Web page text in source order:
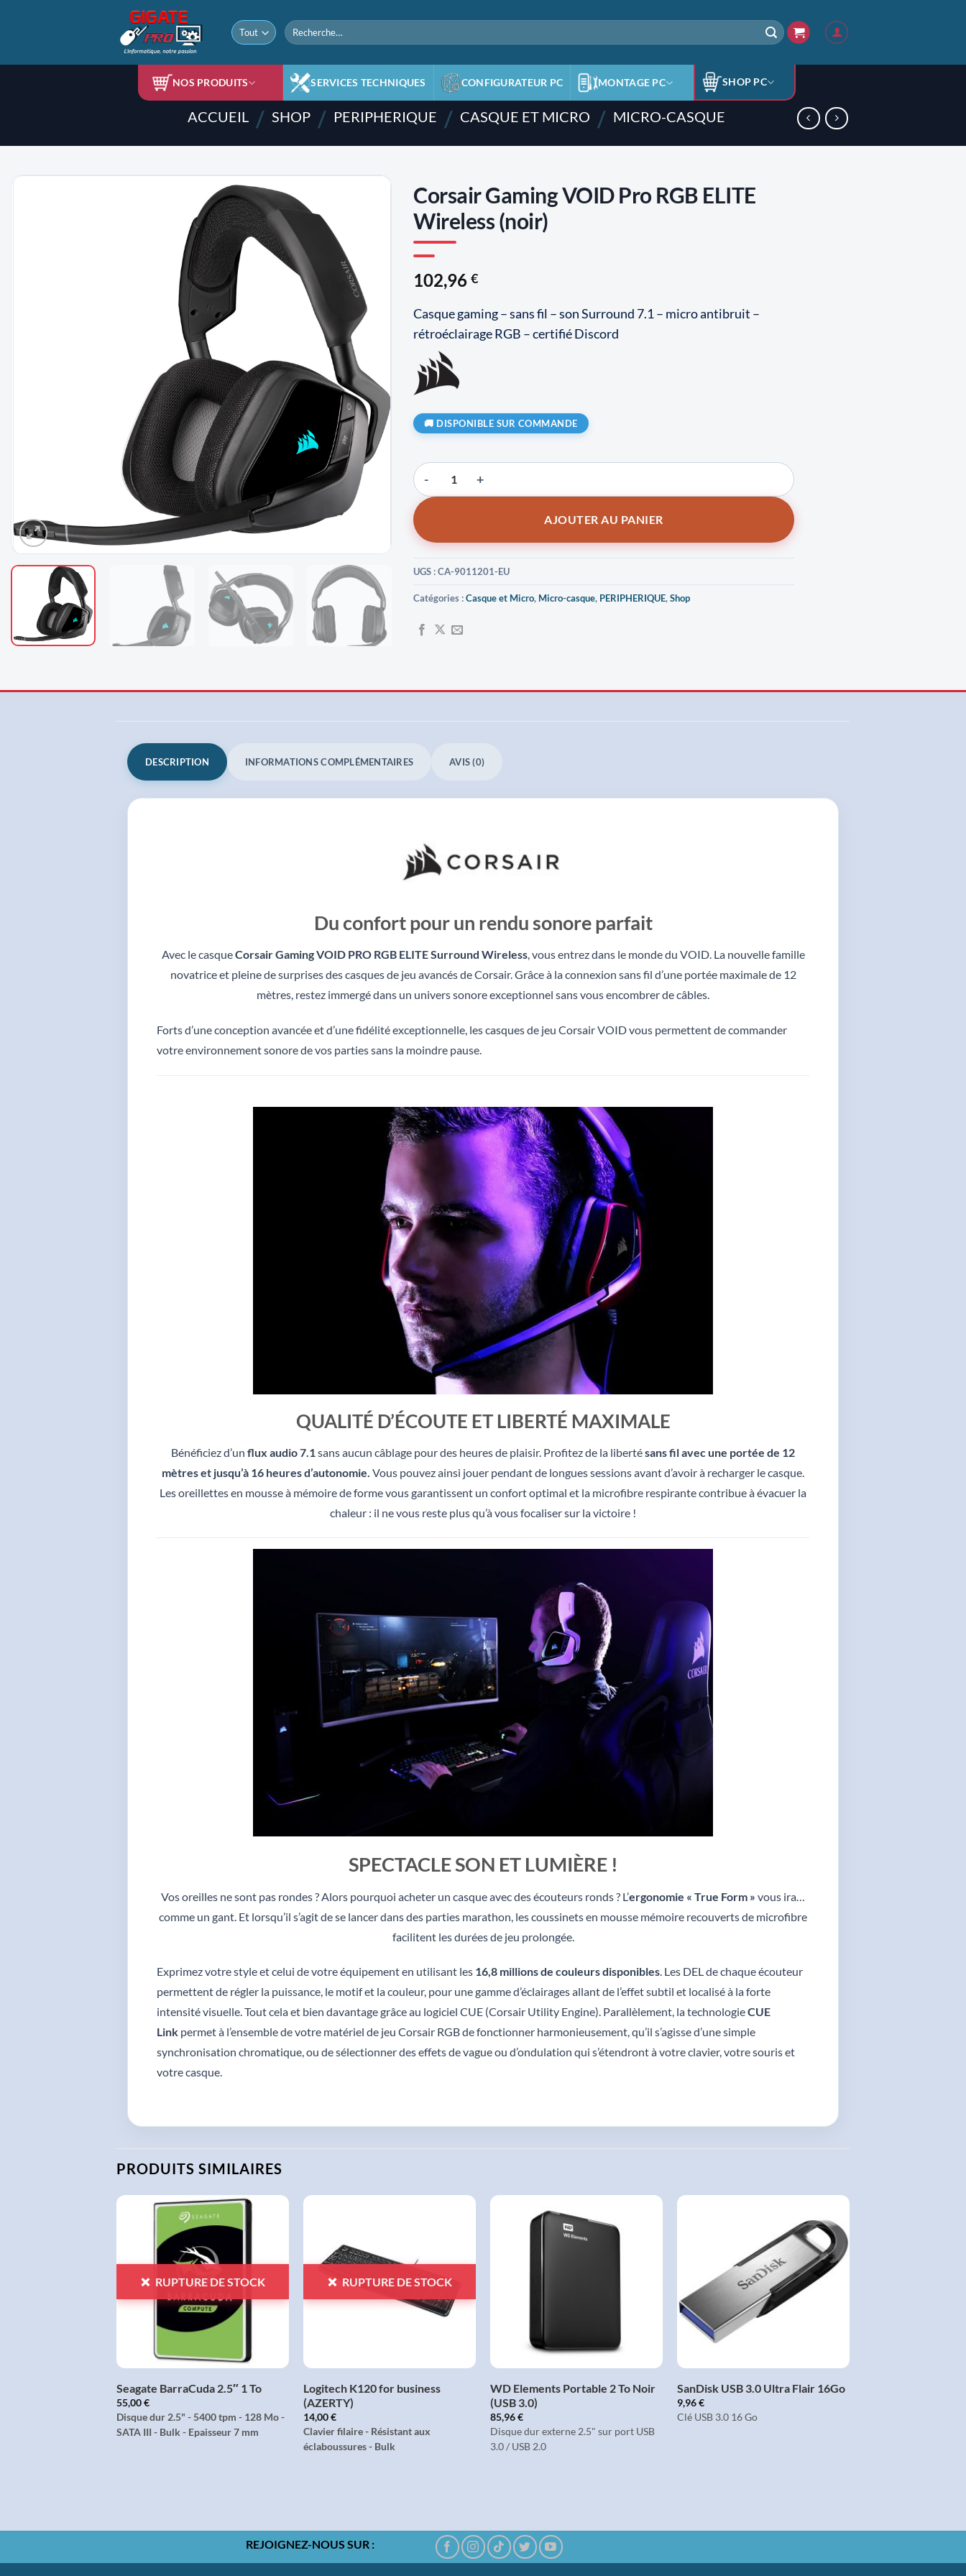
Recherche
pour :
NOS PRODUITS SERVICES TECHNIQUES CONFIGURATEUR PC MONTAGE PC SHOP PC
ACCUEIL / SHOP / PERIPHERIQUE / CASQUE ET MICRO / MICRO-CASQUE
AJOUTER
À LA
LISTE
D'ENVIES
Corsair Gaming VOID Pro RGB ELITE
Wireless (noir)
102,96 €
Casque gaming – sans fil – son Surround 7.1 – micro antibruit –
rétroéclairage RGB – certifié Discord
DISPONIBLE SUR COMMANDE
quantité de Corsair Gaming VOID Pro RGB ELITE Wireless (noir)
AJOUTER AU PANIER
UGS :CA-9011201-EU
Catégories :Casque et Micro, Micro-casque, PERIPHERIQUE,Shop
DESCRIPTION INFORMATIONS COMPLÉMENTAIRES AVIS (0)
Du confort pour un rendu sonore parfait
Avec le casqueCorsair Gaming VOID PRO RGB ELITE Surround Wireless, vous entrez dans le monde du VOID. La nouvelle famille
novatrice et pleine de surprises des casques de jeu avancés de Corsair. Grâce à la connexion sans fil d’une portée maximale de 12
mètres, restez immergé dans un univers sonore exceptionnel sans vous encombrer de câbles.
Forts d’une conception avancée et d’une fidélité exceptionnelle, les casques de jeu Corsair VOID vous permettent de commander
votre environnement sonore de vos parties sans la moindre pause.
QUALITÉ D’ÉCOUTE ET LIBERTÉ MAXIMALE
Bénéficiez d’un flux audio 7.1 sans aucun câblage pour des heures de plaisir. Profitez de la libertésans fil avec une portée de 12
mètres et jusqu’à 16 heures d’autonomie. Vous pouvez ainsi jouer pendant de longues sessions avant d’avoir à recharger le casque.
Les oreillettes en mousse à mémoire de forme vous garantissent un confort optimal et la microfibre respirante contribue à évacuer la
chaleur : il ne vous reste plus qu’à vous focaliser sur la victoire !
SPECTACLE SON ET LUMIÈRE !
Vos oreilles ne sont pas rondes ? Alors pourquoi acheter un casque avec des écouteurs ronds ? L’ergonomie « True Form » vous ira…
comme un gant. Et lorsqu’il s’agit de se lancer dans des parties marathon, les coussinets en mousse mémoire recouverts de microfibre
facilitent les durées de jeu prolongée.
Exprimez votre style et celui de votre équipement en utilisant les 16,8 millions de couleurs disponibles. Les DEL de chaque écouteur
permettent de régler la puissance, le motif et la couleur, pour une gamme d’éclairages allant de l’effet subtil et localisé à la forte
intensité visuelle. Tout cela et bien davantage grâce au logiciel CUE (Corsair Utility Engine). Parallèlement, la technologieCUE
Link permet à l’ensemble de votre matériel de jeu Corsair RGB de fonctionner harmonieusement, qu’il s’agisse d’une simple
synchronisation chromatique, ou de sélectionner des effets de vague ou d’ondulation qui s’étendront à votre clavier, votre souris et
votre casque.
PRODUITS SIMILAIRES
RUPTURE DE STOCK
Seagate BarraCuda 2.5″ 1 To
55,00€
Disque dur 2.5" - 5400 tpm - 128 Mo -
SATA III - Bulk - Epaisseur 7 mm
RUPTURE DE STOCK
Logitech K120 for business
(AZERTY)
14,00€
Clavier filaire - Résistant aux
éclaboussures - Bulk
AJOUTER
WD Elements Portable 2 To Noir
(USB 3.0)
85,96€
Disque dur externe 2.5" sur port USB
3.0 / USB 2.0
AJOUTER
À LA
LISTE
D'ENVIES
SanDisk USB 3.0 Ultra Flair 16Go
9,96€
Clé USB 3.0 16 Go
REJOIGNEZ-NOUS SUR :